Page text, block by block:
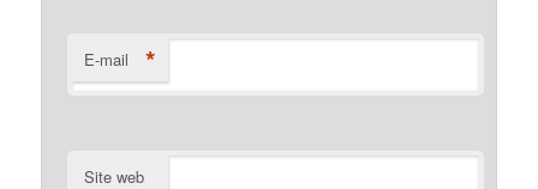
E-mail *
Site web